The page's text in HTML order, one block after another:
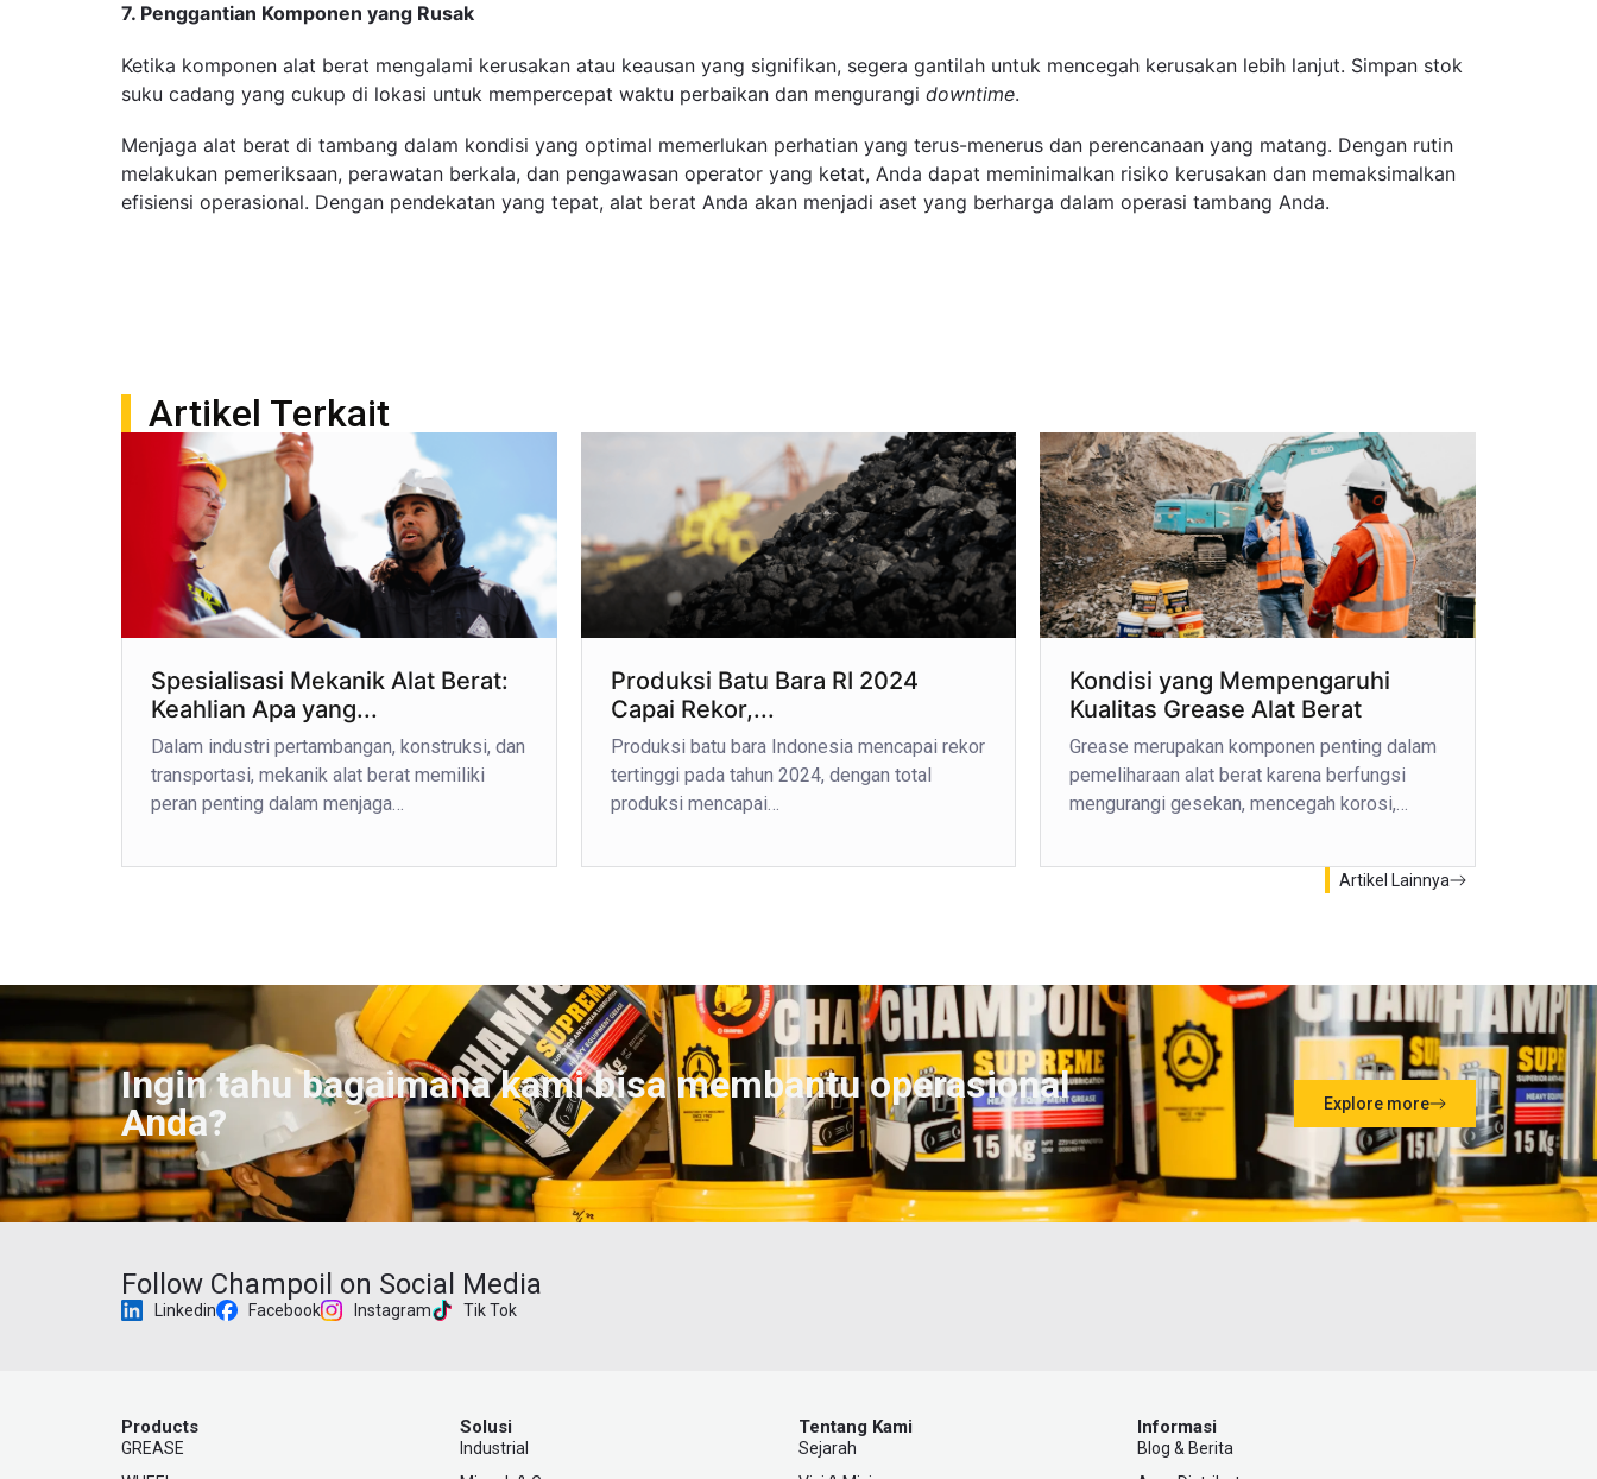
7. Penggantian Komponen yang Rusak
Ketika komponen alat berat mengalami kerusakan atau keausan yang signifikan, segera gantilah untuk mencegah kerusakan lebih lanjut. Simpan stok
suku cadang yang cukup di lokasi untuk mempercepat waktu perbaikan dan mengurangi downtime.
Menjaga alat berat di tambang dalam kondisi yang optimal memerlukan perhatian yang terus-menerus dan perencanaan yang matang. Dengan rutin
melakukan pemeriksaan, perawatan berkala, dan pengawasan operator yang ketat, Anda dapat meminimalkan risiko kerusakan dan memaksimalkan
efisiensi operasional. Dengan pendekatan yang tepat, alat berat Anda akan menjadi aset yang berharga dalam operasi tambang Anda.
Artikel Terkait
Spesialisasi Mekanik Alat Berat:
Keahlian Apa yang...
Dalam industri pertambangan, konstruksi, dan
transportasi, mekanik alat berat memiliki
peran penting dalam menjaga…
Produksi Batu Bara RI 2024
Capai Rekor,...
Produksi batu bara Indonesia mencapai rekor
tertinggi pada tahun 2024, dengan total
produksi mencapai…
Kondisi yang Mempengaruhi
Kualitas Grease Alat Berat
Grease merupakan komponen penting dalam
pemeliharaan alat berat karena berfungsi
mengurangi gesekan, mencegah korosi,…
Artikel Lainnya
Ingin tahu bagaimana kami bisa membantu operasional
Anda?
Explore more
Follow Champoil on Social Media
Linkedin Facebook Instagram Tik Tok
Products
GREASE
Solusi
Industrial
Tentang Kami
Sejarah
Informasi
Blog & Berita